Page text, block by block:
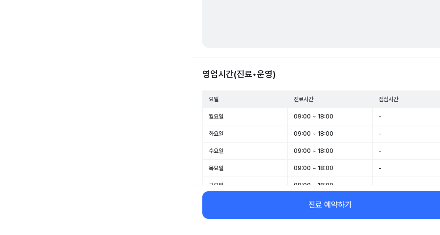
영업시간(진료•운영)
요일 진료시간 점심시간
월요일 09:00 ~ 18:00 -
화요일 09:00 ~ 18:00 -
수요일 09:00 ~ 18:00 -
목요일 09:00 ~ 18:00 -
금요일 09:00 ~ 18:00
09:00 ~ 14:00
일요일 휴무 -
진료 예약하기